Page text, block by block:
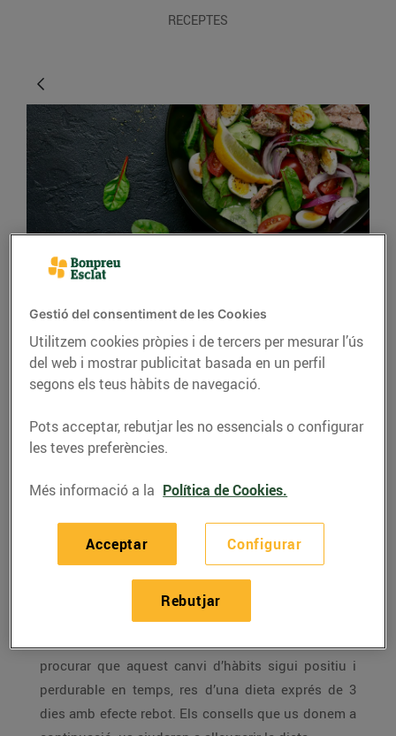
RECEPTES
CONSELLS I HÀBITS SALUDABLES
Com alleugerir la dieta
després de festes
10/de gener/2019
Deixeu enrere els àpats copiosos de Nadal i
comenceu l’any amb aquests consells per aconseguir
una dieta saludable, lleugera i saborosa.
El 2019 ja és aquí i aquest any us proposem
començar amb bon peu. Gastronòmicament, i per
fer una mica de bondat, és una bona idea adaptar
els hàbits d’alimentació per practicar una dieta
saludable després de festes, ja que sovint ens
procurar que aquest canvi d’hàbits sigui positiu i
perdurable en temps, res d’una dieta exprés de 3
dies amb efecte rebot. Els consells que us donem a
Gestió del consentiment de les Cookies
Utilitzem cookies pròpies i de tercers per mesurar l’ús
del web i mostrar publicitat basada en un perfil
segons els teus hàbits de navegació.
Pots acceptar, rebutjar les no essencials o configurar
les teves preferències.
Més informació a la Política de Cookies.
Configurar
Rebutjar
Acceptar